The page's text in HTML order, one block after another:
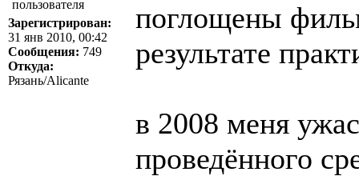
Зарегистрирован:
31 янв 2010, 00:42
Сообщения: 749
Откуда:
Рязань/Alicante
поглощены
результате
в 2008 меня
проведённого